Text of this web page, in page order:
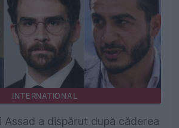
INTERNATIONAL
Assad a dispărut după căderea